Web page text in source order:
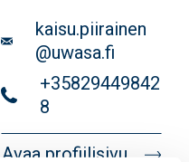
Sähköposti
kaisu.piirainen
@uwasa.fi
Puhelin
+35829449842
8
Avaa profiilisivu